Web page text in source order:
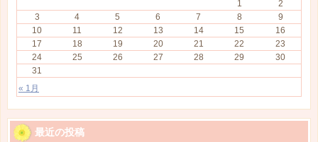
« 1月
1
2
3
4 5 6 7 8
9
10
11 12 13 14 15
16
17
18 19 20 21 22
23
24
25 26 27 28 29
30
31
最近の投稿